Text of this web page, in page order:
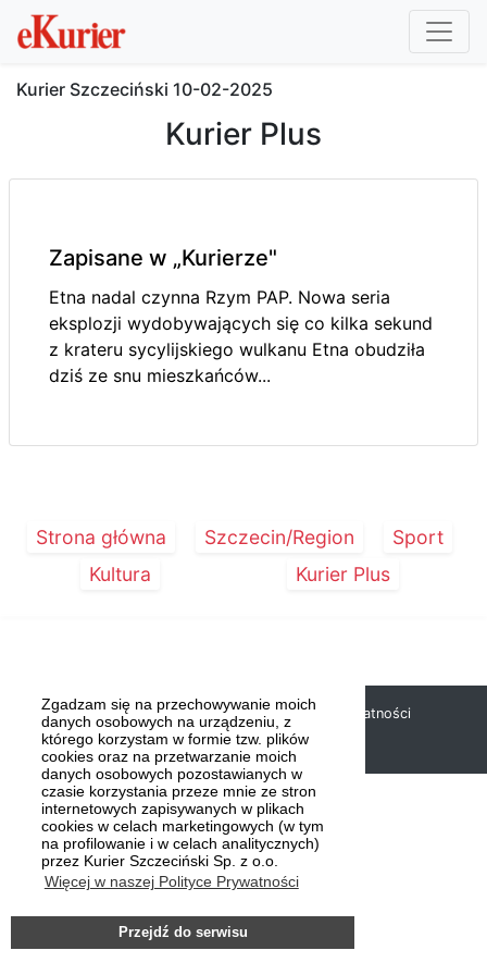
Zgadzam się na przechowywanie moich
danych osobowych na urządzeniu, z
którego korzystam w formie tzw. plików
cookies oraz na przetwarzanie moich
danych osobowych pozostawianych w
czasie korzystania przeze mnie ze stron
internetowych zapisywanych w plikach
cookies w celach marketingowych (w tym
na profilowanie i w celach analitycznych)
przez Kurier Szczeciński Sp. z o.o.
Więcej w naszej Polityce Prywatności
Przejdź do serwisu
Kurier Szczeciński 10-02-2025
Kurier Plus
Zapisane w „Kurierze"
Etna nadal czynna Rzym PAP. Nowa seria
eksplozji wydobywających się co kilka sekund
z krateru sycylijskiego wulkanu Etna obudziła
dziś ze snu mieszkańców...
Strona główna Szczecin/Region
Sport
Kultura
Kurier Plus
Copyright © 2019 Kurier Szczeciński | Polityka prywatności